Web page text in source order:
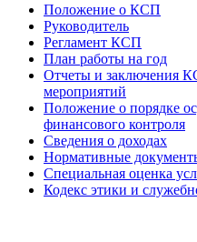
Положение о КСП
Руководитель
Регламент КСП
План работы на год
Отчеты и заключения
мероприятий
Положение о порядке
финансового контроля
Сведения о доходах
Нормативные
Специальная оценка
Кодекс этики и